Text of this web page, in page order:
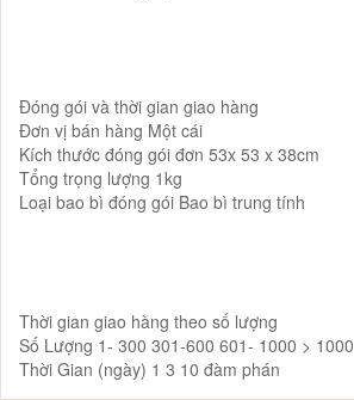
Đóng gói và thời gian giao hàng
Đơn vị bán hàng Một cái
Kích thước đóng gói đơn 53x 53 x 38cm
Tổng trọng lượng 1kg
Loại bao bì đóng gói Bao bì trung tính
Thời gian giao hàng theo số lượng
Số Lượng 1- 300 301-600 601- 1000 > 1000
Thời Gian (ngày) 1 3 10 đàm phán